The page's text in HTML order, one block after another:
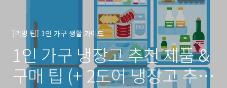
[리빙 팁] 1인 가구 생활 가이드
1인 가구 냉장고 추천 제품 &
구매 팁 (+ 2도어 냉장고 추